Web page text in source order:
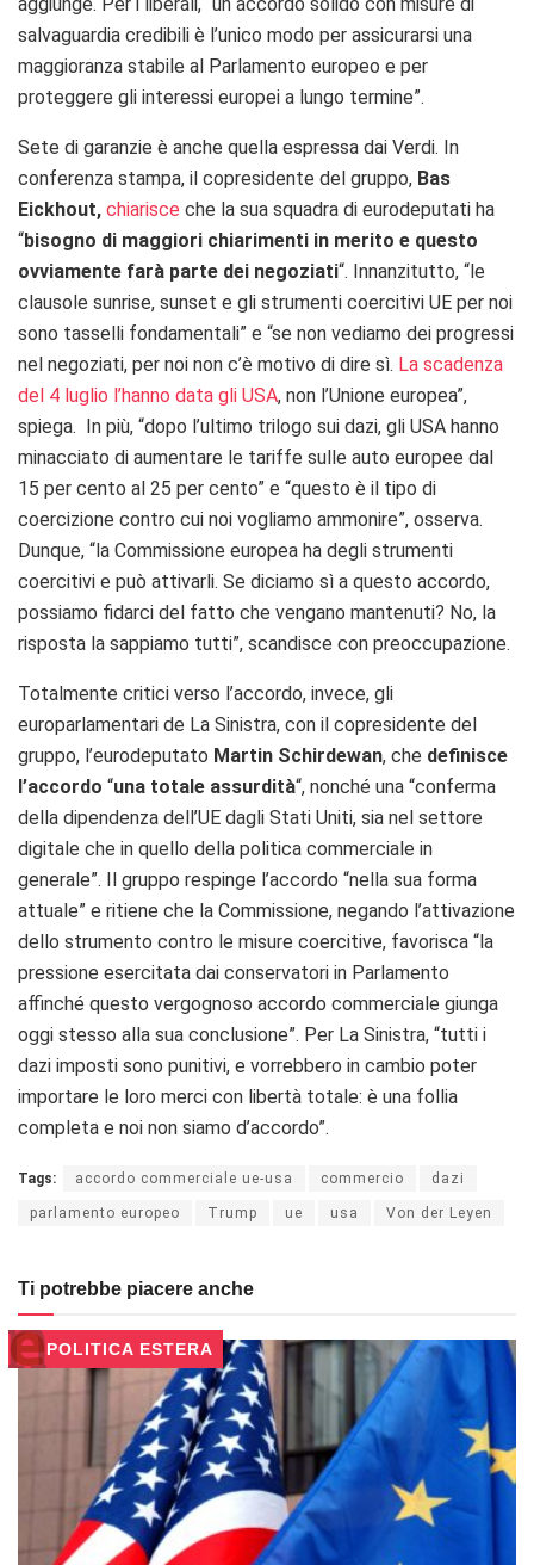
salvaguardia credibili è l’unico modo per assicurarsi una
maggioranza stabile al Parlamento europeo e per
proteggere gli interessi europei a lungo termine”.
Sete di garanzie è anche quella espressa dai Verdi. In
conferenza stampa, il copresidente del gruppo, Bas
Eickhout, chiarisce che la sua squadra di eurodeputati ha
“bisogno di maggiori chiarimenti in merito e questo
ovviamente farà parte dei negoziati“. Innanzitutto, “le
clausole sunrise, sunset e gli strumenti coercitivi UE per noi
sono tasselli fondamentali” e “se non vediamo dei progressi
nel negoziati, per noi non c’è motivo di dire sì. La scadenza
del 4 luglio l’hanno data gli USA, non l’Unione europea”,
spiega. In più, “dopo l’ultimo trilogo sui dazi, gli USA hanno
minacciato di aumentare le tariffe sulle auto europee dal
15 per cento al 25 per cento” e “questo è il tipo di
coercizione contro cui noi vogliamo ammonire”, osserva.
Dunque, “la Commissione europea ha degli strumenti
coercitivi e può attivarli. Se diciamo sì a questo accordo,
possiamo fidarci del fatto che vengano mantenuti? No, la
risposta la sappiamo tutti”, scandisce con preoccupazione.
Totalmente critici verso l’accordo, invece, gli
europarlamentari de La Sinistra, con il copresidente del
gruppo, l’eurodeputato Martin Schirdewan, che definisce
l’accordo “una totale assurdità“, nonché una “conferma
della dipendenza dell’UE dagli Stati Uniti, sia nel settore
digitale che in quello della politica commerciale in
generale”. Il gruppo respinge l’accordo “nella sua forma
attuale” e ritiene che la Commissione, negando l’attivazione
dello strumento contro le misure coercitive, favorisca “la
pressione esercitata dai conservatori in Parlamento
affinché questo vergognoso accordo commerciale giunga
oggi stesso alla sua conclusione”. Per La Sinistra, “tutti i
dazi imposti sono punitivi, e vorrebbero in cambio poter
importare le loro merci con libertà totale: è una follia
completa e noi non siamo d’accordo”.
Tags: accordo commerciale ue-usa commercio dazi
parlamento europeo Trump ue usa Von der Leyen
Ti potrebbe piacere anche
POLITICA ESTERA